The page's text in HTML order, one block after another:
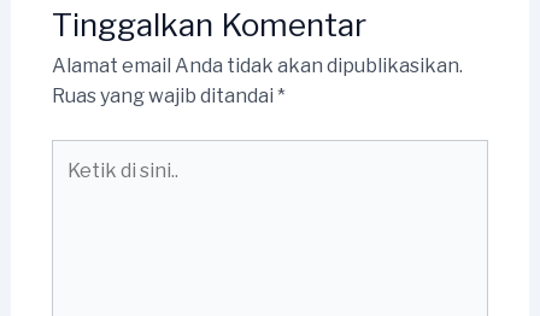
Tinggalkan Komentar
Alamat email Anda tidak akan dipublikasikan.
Ruas yang wajib ditandai *